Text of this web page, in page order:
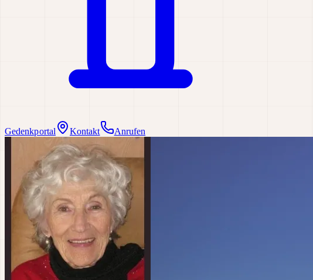
Gedenkportal Kontakt Anrufen